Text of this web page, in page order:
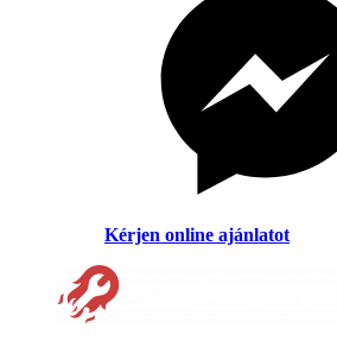
Kérjen online ajánlatot